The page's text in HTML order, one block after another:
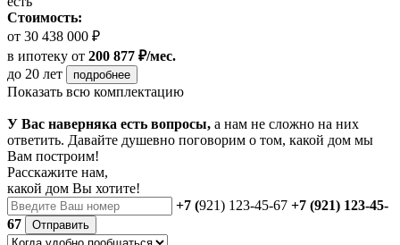
Стоимость:
от 30 438 000 ₽
в ипотеку от 200 877 ₽/мес.
до 20 лет
подробнее
Показать всю комплектацию
У Вас наверняка есть вопросы, а нам не сложно на них
ответить. Давайте душевно поговорим о том, какой дом мы
Вам построим!
Расскажите нам,
какой дом Вы хотите!
+7 (921) 123-45-67 +7 (921) 123-45-
67
Отправить